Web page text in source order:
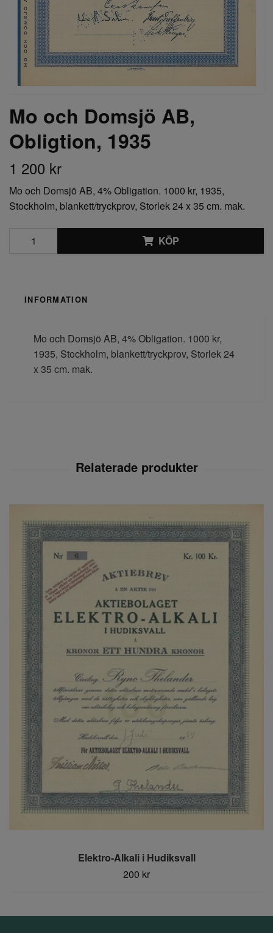
Mo och Domsjö AB,
Obligtion, 1935
1 200 kr
Mo och Domsjö AB, 4% Obligation. 1000 kr, 1935,
Stockholm, blankett/tryckprov, Storlek 24 x 35 cm. mak.
KÖP
INFORMATION
Mo och Domsjö AB, 4% Obligation. 1000 kr,
1935, Stockholm, blankett/tryckprov, Storlek 24
x 35 cm. mak.
Elektro-Alkali i Hudiksvall
200 kr